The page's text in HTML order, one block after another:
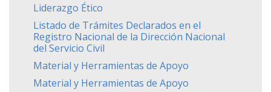
Liderazgo Ético
Listado de Trámites Declarados en el
Registro Nacional de la Dirección Nacional
del Servicio Civil
Material y Herramientas de Apoyo
Material y Herramientas de Apoyo